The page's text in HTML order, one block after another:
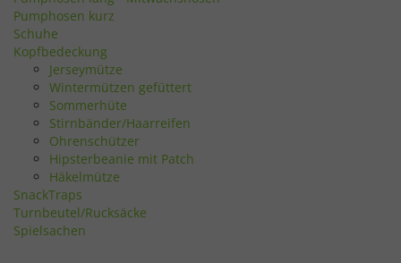
Pumphosen kurz
Schuhe
Kopfbedeckung
Jerseymütze
Wintermützen gefüttert
Sommerhüte
Stirnbänder/Haarreifen
Ohrenschützer
Hipsterbeanie mit Patch
Häkelmütze
SnackTraps
Turnbeutel/Rucksäcke
Spielsachen